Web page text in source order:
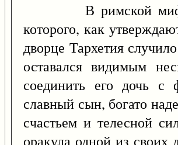
В римской
которого, как
дворце Тархетия
оставался видимым
соединить его дочь с
славный сын, богато
счастьем и телесной
оракула одной из своих